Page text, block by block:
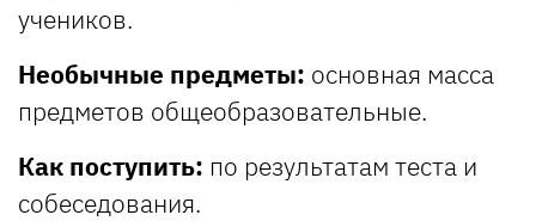
учеников.
Необычные предметы: основная масса
предметов общеобразовательные.
Как поступить: по результатам теста и
собеседования.